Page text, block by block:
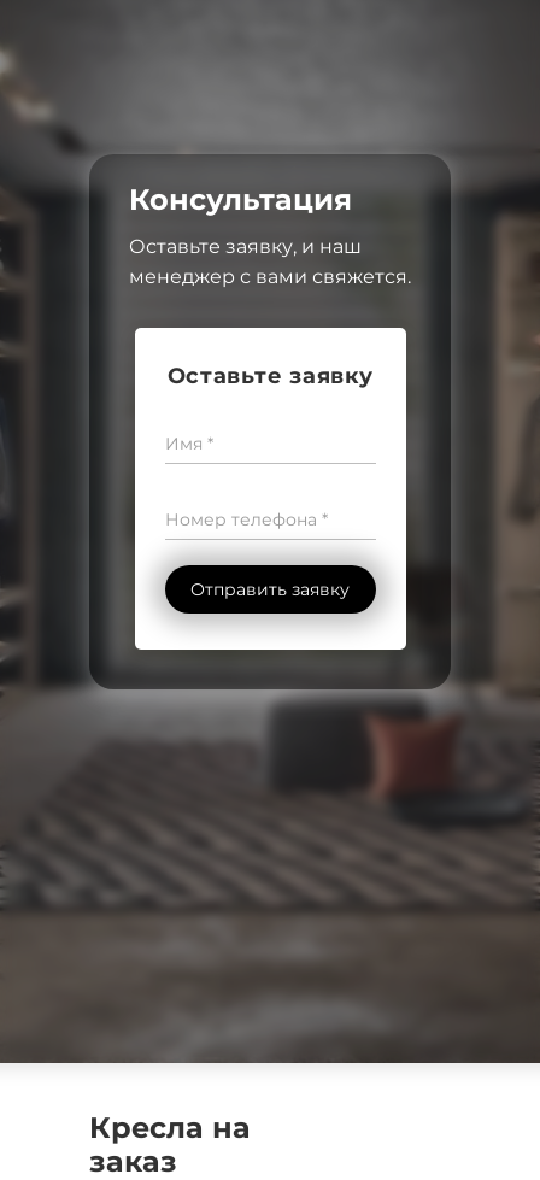
Консультация
Оставьте заявку
Имя *
Номер телефона *
Отправить заявку
Оставьте заявку, и наш
менеджер с вами свяжется.
Кресла на
заказ